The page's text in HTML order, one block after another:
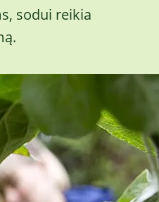
sodui reikia